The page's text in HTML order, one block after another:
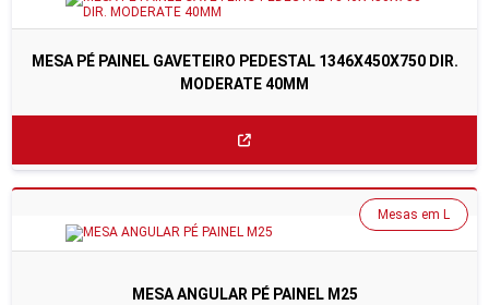
MESA PÉ PAINEL GAVETEIRO PEDESTAL 1346X450X750 DIR.
MODERATE 40MM
MESA ANGULAR PÉ PAINEL M25
Mesas em L